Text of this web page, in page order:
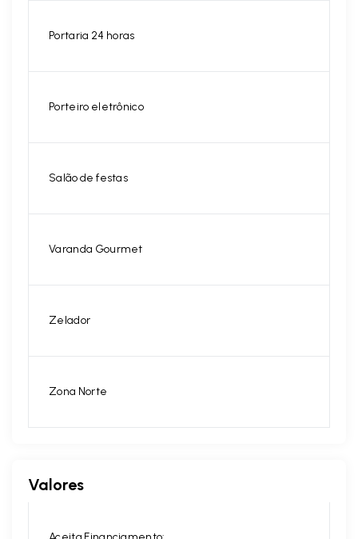
Portaria 24 horas
Porteiro eletrônico
Salão de festas
Varanda Gourmet
Zelador
Zona Norte
Valores